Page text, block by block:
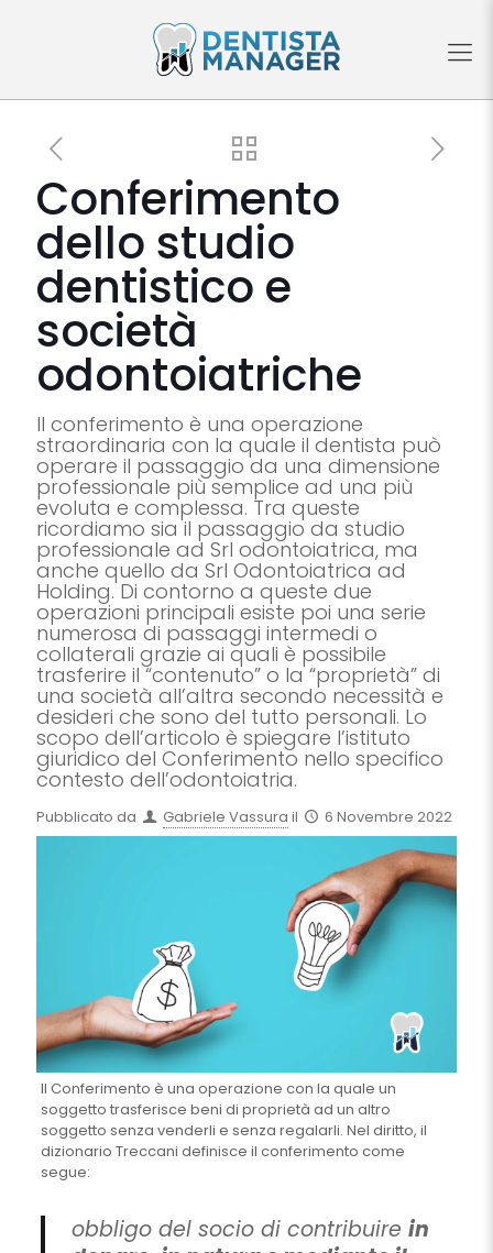
Conferimento
dello studio
dentistico e
società
odontoiatriche
Il conferimento è una operazione
straordinaria con la quale il dentista può
operare il passaggio da una dimensione
professionale più semplice ad una più
evoluta e complessa. Tra queste
ricordiamo sia il passaggio da studio
professionale ad Srl odontoiatrica, ma
anche quello da Srl Odontoiatrica ad
Holding. Di contorno a queste due
operazioni principali esiste poi una serie
numerosa di passaggi intermedi o
collaterali grazie ai quali è possibile
trasferire il “contenuto” o la “proprietà” di
una società all’altra secondo necessità e
desideri che sono del tutto personali. Lo
scopo dell’articolo è spiegare l’istituto
giuridico del Conferimento nello specifico
contesto dell’odontoiatria.
Pubblicato da Gabriele Vassura il 6 Novembre 2022
Il Conferimento è una operazione con la quale un
soggetto trasferisce beni di proprietà ad un altro
soggetto senza venderli e senza regalarli. Nel diritto, il
dizionario Treccani definisce il conferimento come
segue:
obbligo del socio di contribuire in